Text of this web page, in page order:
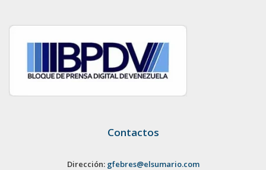
Contactos
Dirección: gfebres@elsumario.com